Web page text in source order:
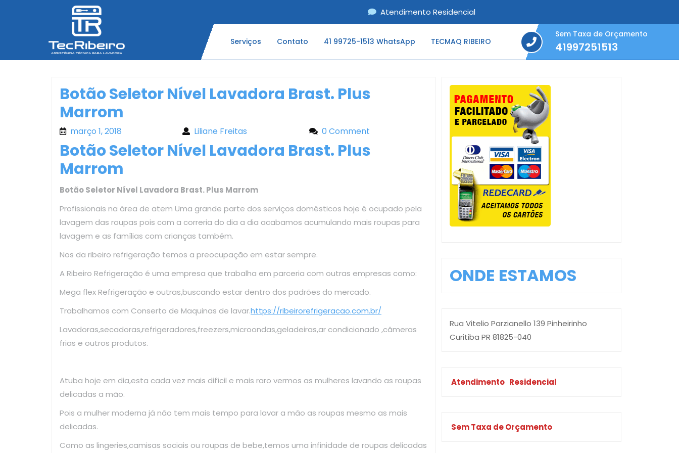
Atendimento Residencial
Serviços Contato 41 99725-1513 WhatsApp TECMAQ RIBEIRO
Sem Taxa de Orçamento
41997251513
41997251513
Botão Seletor Nível Lavadora Brast. Plus
Marrom
março 1, 2018 Liliane Freitas 0 Comment
Botão Seletor Nível Lavadora Brast. Plus
Marrom
Botão Seletor Nível Lavadora Brast. Plus Marrom
Profissionais na área de atem Uma grande parte dos serviços domésticos hoje é ocupado pela
lavagem das roupas pois com a correria do dia a dia acabamos acumulando mais roupas para
lavagem e as famílias com crianças também.
Nos da ribeiro refrigeração temos a preocupação em estar sempre.
A Ribeiro Refrigeração é uma empresa que trabalha em parceria com outras empresas como:
Mega flex Refrigeração e outras,buscando estar dentro dos padrões do mercado.
Trabalhamos com Conserto de Maquinas de lavar.https://ribeirorefrigeracao.com.br/
Lavadoras,secadoras,refrigeradores,freezers,microondas,geladeiras,ar condicionado ,câmeras
frias e outros produtos.
Atuba hoje em dia,esta cada vez mais difícil e mais raro vermos as mulheres lavando as roupas
delicadas a mão.
Pois a mulher moderna já não tem mais tempo para lavar a mão as roupas mesmo as mais
delicadas.
Como as lingeries,camisas sociais ou roupas de bebe,temos uma infinidade de roupas delicadas
ONDE ESTAMOS
Rua Vitelio Parzianello 139 Pinheirinho
Curitiba PR 81825-040
Atendimento Residencial
Sem Taxa de Orçamento